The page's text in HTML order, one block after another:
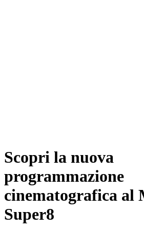
Scopri la nuova
programmazione
cinematografica al
Super8